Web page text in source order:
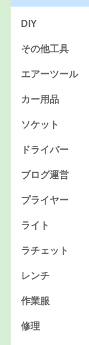
DIY
その他工具
エアーツール
カー用品
ソケット
ドライバー
ブログ運営
プライヤー
ライト
ラチェット
レンチ
作業服
修理